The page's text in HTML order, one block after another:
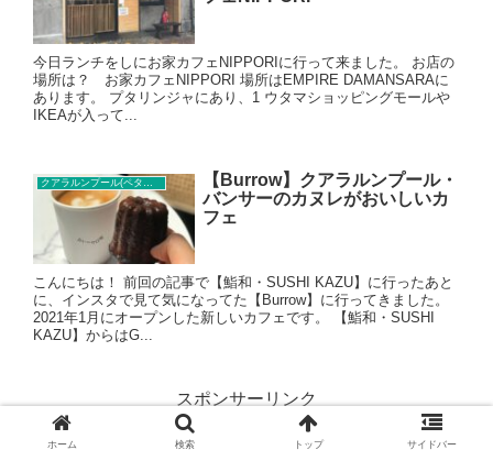
今日ランチをしにお家カフェNIPPORIに行って来ました。 お店の
場所は？ お家カフェNIPPORI 場所はEMPIRE DAMANSARAに
あります。 プタリンジャにあり、1 ウタマショッピングモールや
IKEAが入って...
クアラルンプール(ペタリンジャヤ)カフェ
【Burrow】クアラルンプール・
バンサーのカヌレがおいしいカ
フェ
こんにちは！ 前回の記事で【鮨和・SUSHI KAZU】に行ったあと
に、インスタで見て気になってた【Burrow】に行ってきました。
2021年1月にオープンした新しいカフェです。 【鮨和・SUSHI
KAZU】からはG...
スポンサーリンク
ホーム 検索 トップ サイドバー